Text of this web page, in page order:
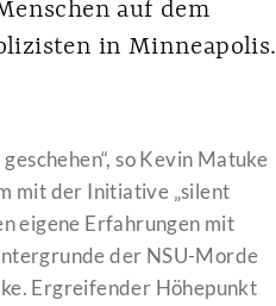
auf dem
in Minneapolis.
so Kevin Matuke
mit der Initiative „silent
eigene Erfahrungen mit
der NSU-Morde
Ergreifender Höhepunkt